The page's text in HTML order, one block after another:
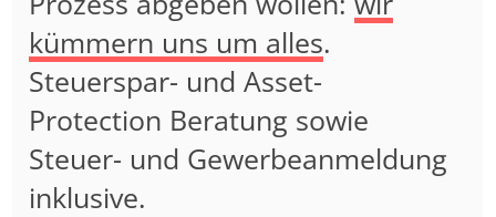
kümmern uns um alles.
Steuerspar- und Asset-
Protection Beratung sowie
Steuer- und Gewerbeanmeldung
inklusive.